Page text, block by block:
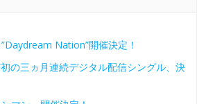
Nation”開催決定！
の三ヵ月連続デジタル配信シングル、決